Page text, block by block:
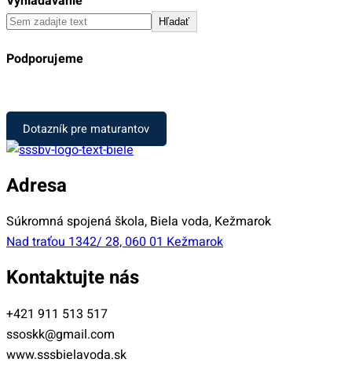
Hľadať
Podporujeme
Dotazník pre maturantov
Adresa
Súkromná spojená škola, Biela voda, Kežmarok
Nad traťou 1342/ 28, 060 01 Kežmarok
Kontaktujte nás
+421 911 513 517
ssoskk@gmail.com
www.sssbielavoda.sk